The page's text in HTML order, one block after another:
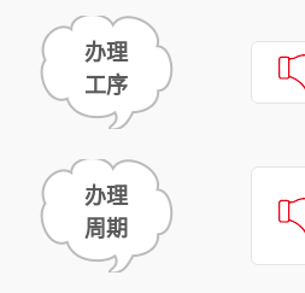
办理
工序
办理
周期